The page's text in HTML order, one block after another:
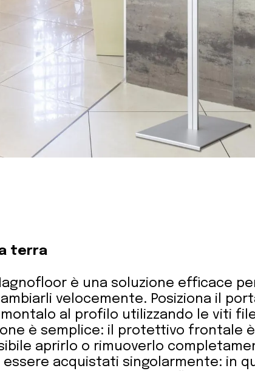
terra
è una soluzione efficace
velocemente. Posiziona il
montalo al profilo utilizzando le viti
è semplice: il protettivo frontale
aprirlo o rimuoverlo
acquistati singolarmente: in